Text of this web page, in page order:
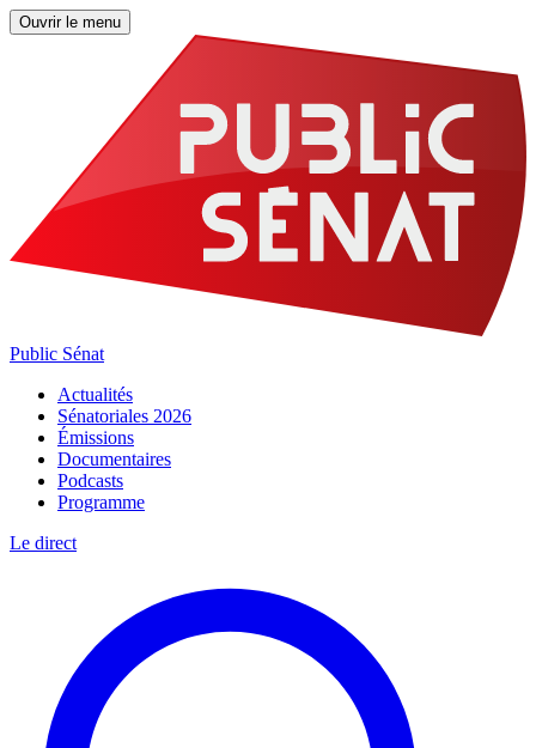
Ouvrir le menu
Public Sénat
Actualités
Sénatoriales 2026
Émissions
Documentaires
Podcasts
Programme
Le direct